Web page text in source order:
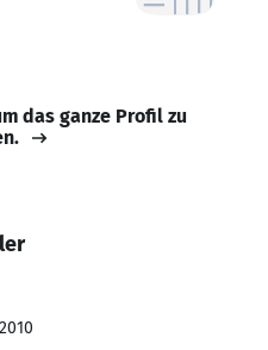
das ganze Profil zu